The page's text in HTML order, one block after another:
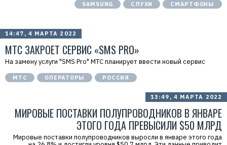
SAMSUNG СЛУХИ СМАРТФОНЫ
14:47, 4 МАРТА 2022
МТС ЗАКРОЕТ СЕРВИС «SMS PRO»
На замену услуги "SMS Pro" МТС планирует ввести новый сервис
МТС ОПЕРАТОРЫ РОССИЯ
13:49, 4 МАРТА 2022
МИРОВЫЕ ПОСТАВКИ ПОЛУПРОВОДНИКОВ В ЯНВАРЕ
ЭТОГО ГОДА ПРЕВЫСИЛИ $50 МЛРД
Мировые поставки полупроводников выросли в январе этого года